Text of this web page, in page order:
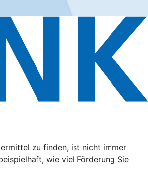
zu finden, ist nicht immer
wie viel Förderung Sie